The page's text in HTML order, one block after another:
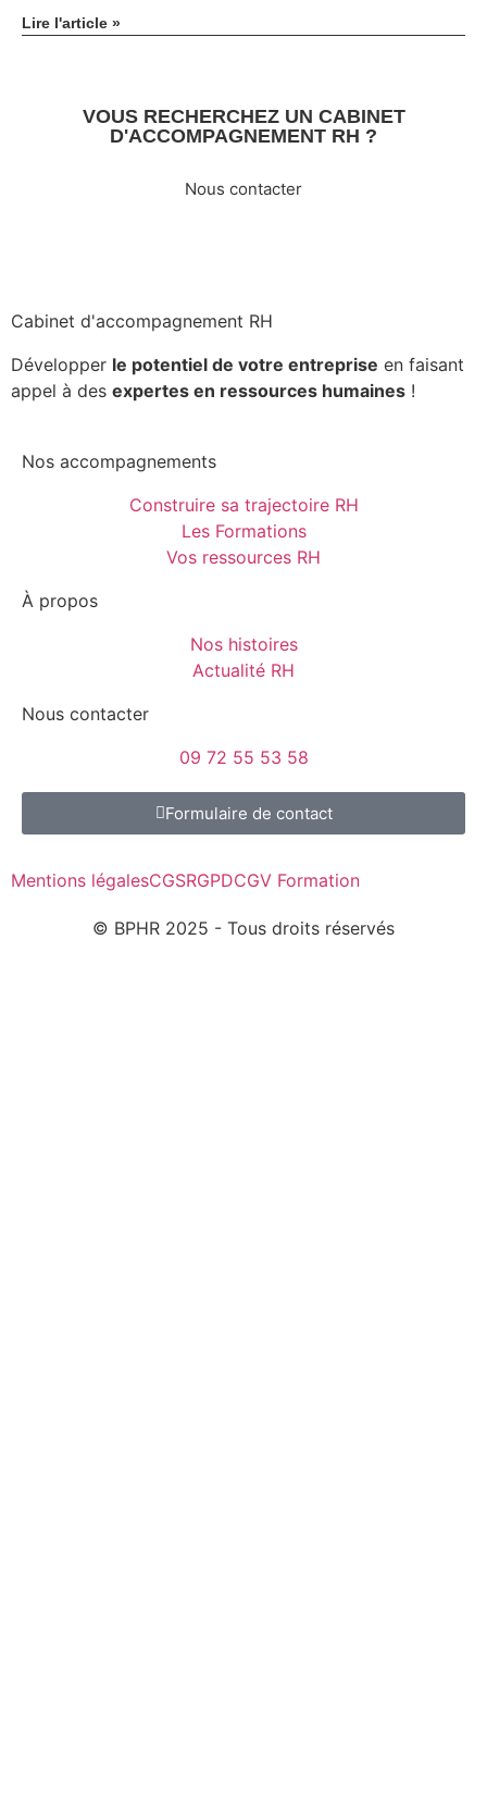
Lire l'article »
VOUS RECHERCHEZ UN CABINET
D'ACCOMPAGNEMENT RH ?
Nous contacter
Cabinet d'accompagnement RH
Développer le potentiel de votre entreprise en faisant
appel à des expertes en ressources humaines !
Nos accompagnements
Construire sa trajectoire RH
Les Formations
Vos ressources RH
À propos
Nos histoires
Actualité RH
Nous contacter
09 72 55 53 58
Formulaire de contact
© BPHR 2025 - Tous droits réservés
Mentions légalesCGSRGPDCGV Formation